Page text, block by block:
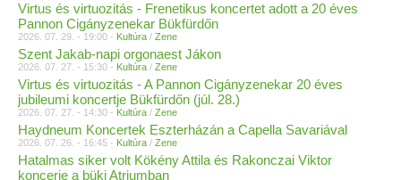
Virtus és virtuozitás - Frenetikus koncertet adott a 20 éves
Pannon Cigányzenekar Bükfürdőn
2026. 07. 29. - 19:00 - Kultúra / Zene
Szent Jakab-napi orgonaest Jákon
2026. 07. 27. - 15:30 - Kultúra / Zene
Virtus és virtuozitás - A Pannon Cigányzenekar 20 éves
jubileumi koncertje Bükfürdőn (júl. 28.)
2026. 07. 27. - 14:30 - Kultúra / Zene
Haydneum Koncertek Eszterházán a Capella Savariával
2026. 07. 26. - 16:45 - Kultúra / Zene
Hatalmas siker volt Kökény Attila és Rakonczai Viktor
koncerje a büki Atriumban